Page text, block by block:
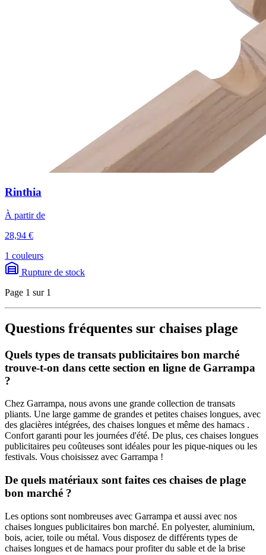
Rinthia
À partir de
28,94 €
1 couleurs
Rupture de stock
Page 1 sur 1
Questions fréquentes sur chaises plage
Quels types de transats publicitaires bon marché
trouve-t-on dans cette section en ligne de Garrampa
?
Chez Garrampa, nous avons une grande collection de transats
pliants. Une large gamme de grandes et petites chaises longues, avec
des glacières intégrées, des chaises longues et même des hamacs .
Confort garanti pour les journées d'été. De plus, ces chaises longues
publicitaires peu coûteuses sont idéales pour les pique-niques ou les
festivals. Vous choisissez avec Garrampa !
De quels matériaux sont faites ces chaises de plage
bon marché ?
Les options sont nombreuses avec Garrampa et aussi avec nos
chaises longues publicitaires bon marché. En polyester, aluminium,
bois, acier, toile ou métal. Vous disposez de différents types de
chaises longues et de hamacs pour profiter du sable et de la brise